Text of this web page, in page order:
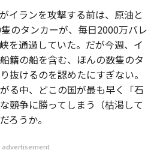
イランを攻撃する前は、原油と
のタンカーが、毎日2000万バレ
を通過していた。だが今週、イ
籍の船を含む、ほんの数隻のタ
抜けるのを認めたにすぎない。
る中、どこの国が最も早く「石
競争に勝ってしまう（枯渇して
ろうか。
advertisement